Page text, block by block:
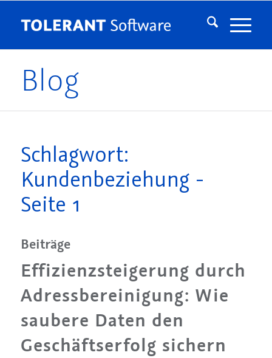
Blog
Schlagwort:
Kundenbeziehung -
Seite 1
Beiträge
Effizienzsteigerung durch
Adressbereinigung: Wie
saubere Daten den
Geschäftserfolg sichern